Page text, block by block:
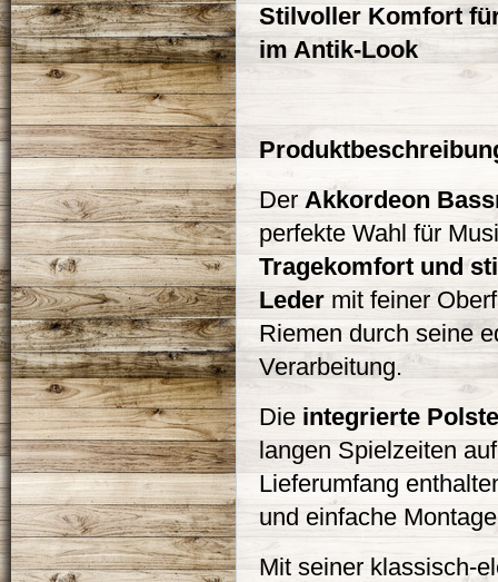
Stilvoller Komfort
im Antik-Look
Der Akkordeon
perfekte Wahl für
Tragekomfort und
Leder mit feiner
Riemen durch seine
Verarbeitung.
Die integrierte
langen Spielzeiten
Lieferumfang
und einfache
Mit seiner klassisch-